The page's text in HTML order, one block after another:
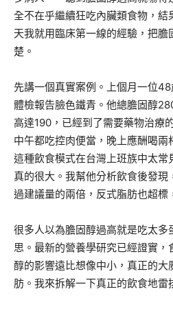
全不在乎繼續狂吃內臟類食物，
天我就用臨床第一線的經驗，把
楚。
先講一個真實案例。上個月一位
體檢報告臉色鐵青。他總膽固醇
高達190，已經到了需要藥物治療
中午都吃控肉便當，晚上應酬喝兩
這種飲食模式在台灣上班族中太
真的很大。我幫他分析飲食後發現
過建議量的兩倍，反式脂肪也超標
很多人以為膽固醇過高就是吃太
思。最新的營養學研究已經證實
醇的影響遠比想像中小，真正的大
肪。我來拆解一下真正的飲食地雷